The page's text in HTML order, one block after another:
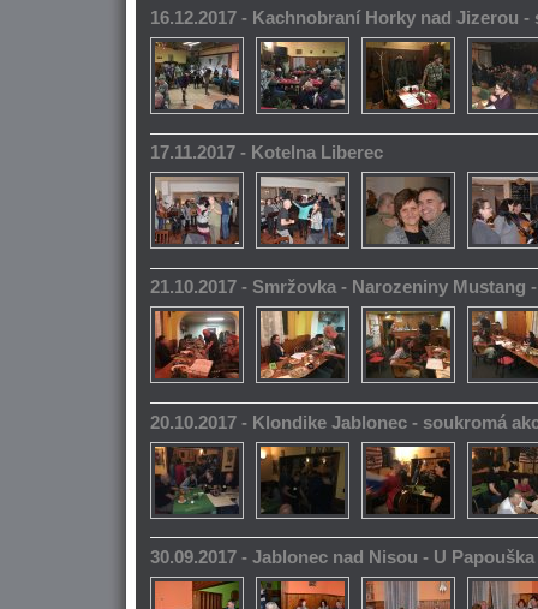
16.12.2017 - Kachnobraní Horky nad Jizerou -
17.11.2017 - Kotelna Liberec
21.10.2017 - Smržovka - Narozeniny Mustang
20.10.2017 - Klondike Jablonec - soukromá
30.09.2017 - Jablonec nad Nisou - U